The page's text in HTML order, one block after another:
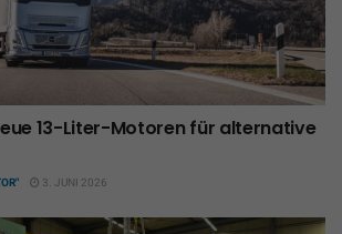
13-Liter-Motoren für alternative
3. JUNI 2026